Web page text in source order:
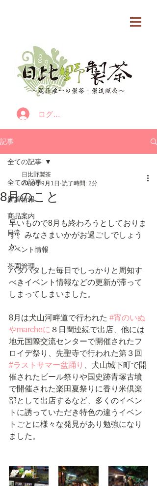
ログイン
記事
全ての記事
新着情報
商品案内
日常
イベント情報
茶園管理
全ての記事
8月のこと
日比野製茶
2019年9月1日 読了時間: 2分
早いもので8月も終わろうとしておりま
す。みなさまいかがお過ごしでしょう
か。
バタバタした毎日でしっかりと周知す
べきイベント情報などの更新が滞って
しまってしまいました。
8月は犬山河畔道で行われた #宵のいぬ
やmarcheに ８日間連続で出店、他には
地元国際交流センターで開催されたフ
ロイデ祭り、先聖寺で行われた第３回
#ラストサマー盆踊り
、犬山城下町で開
催されたビール祭りや国史跡青塚古墳
で開催された楽田夏祭りに香り米倶楽
部として出店するなど、多くのイベン
トに誘っていただき特色の違うイベン
トごとに様々な発見があり勉強になり
ました。